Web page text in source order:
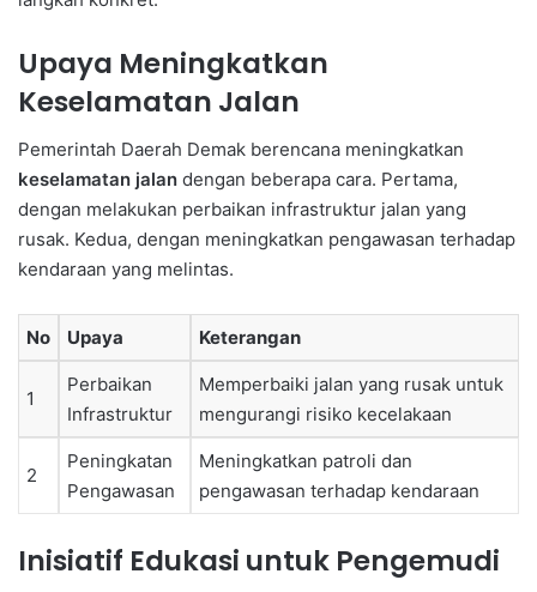
Upaya Meningkatkan
Keselamatan Jalan
Pemerintah Daerah Demak berencana meningkatkan
keselamatan jalan dengan beberapa cara. Pertama,
dengan melakukan perbaikan infrastruktur jalan yang
rusak. Kedua, dengan meningkatkan pengawasan terhadap
kendaraan yang melintas.
No Upaya Keterangan
1
Perbaikan
Infrastruktur
Memperbaiki jalan yang rusak untuk
mengurangi risiko kecelakaan
2
Peningkatan
Pengawasan
Meningkatkan patroli dan
pengawasan terhadap kendaraan
Inisiatif Edukasi untuk Pengemudi